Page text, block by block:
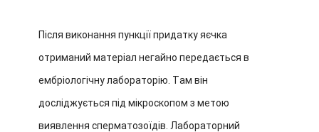
Після виконання пункції придатку яєчка
отриманий матеріал негайно передається в
ембріологічну лабораторію. Там він
досліджується під мікроскопом з метою
виявлення сперматозоїдів. Лабораторний